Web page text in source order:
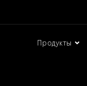
Продукты